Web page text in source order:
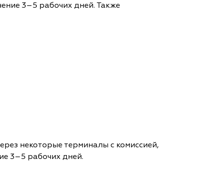
3–5 рабочих дней. Также
некоторые терминалы с комиссией,
3–5 рабочих дней.